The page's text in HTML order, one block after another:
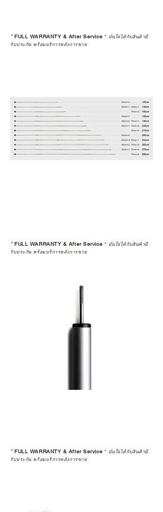
*FULL WARRANTY & After Service * มั่นใจได้กับสินค้ามี
รับประกัน พร้อมบริการหลังการขาย
*FULL WARRANTY & After Service * มั่นใจได้กับสินค้ามี
รับประกัน พร้อมบริการหลังการขาย
*FULL WARRANTY & After Service * มั่นใจได้กับสินค้ามี
รับประกัน พร้อมบริการหลังการขาย